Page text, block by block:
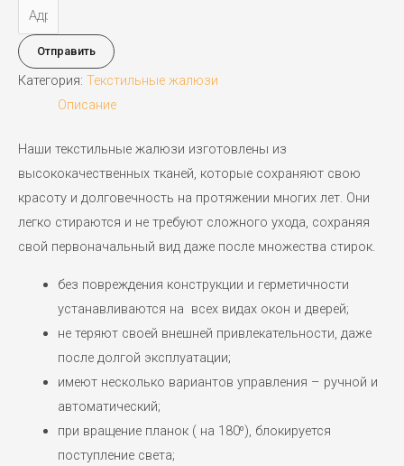
Отправить
Категория: Текстильные жалюзи
Описание
Наши текстильные жалюзи изготовлены из
высококачественных тканей, которые сохраняют свою
красоту и долговечность на протяжении многих лет. Они
легко стираются и не требуют сложного ухода, сохраняя
свой первоначальный вид даже после множества стирок.
без повреждения конструкции и герметичности
устанавливаются на всех видах окон и дверей;
не теряют своей внешней привлекательности, даже
после долгой эксплуатации;
имеют несколько вариантов управления – ручной и
автоматический;
при вращение планок ( на 180⁰), блокируется
поступление света;